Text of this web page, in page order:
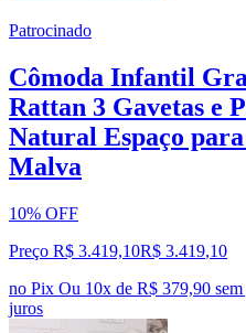
Patrocinado
Cômoda Infantil
Rattan 3 Gavetas e
Natural Espaço
Malva
10% OFF
Preço R$ 3.419,10R$ 3.419,10
no Pix Ou 10x de R$ 379,90
juros